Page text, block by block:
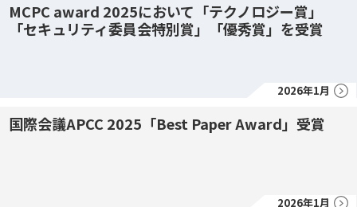
MCPC award 2025において「テクノロジー賞」
「セキュリティ委員会特別賞」「優秀賞」を受賞
2026年1月
国際会議APCC 2025「Best Paper Award」受賞
2026年1月